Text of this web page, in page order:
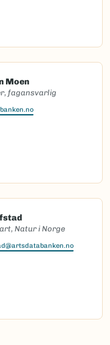
Moen
fagansvarlig
Natur i Norge